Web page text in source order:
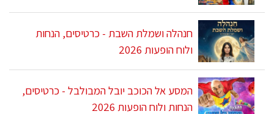
חנהלה ושמלת השבת - כרטיסים, הנחות
ולוח הופעות 2026
המסע אל הכוכב יובל המבולבל - כרטיסים,
הנחות ולוח הופעות 2026